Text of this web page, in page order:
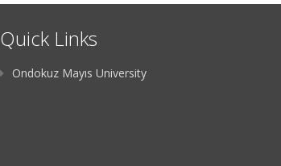
Quick Links
Ondokuz Mayıs University